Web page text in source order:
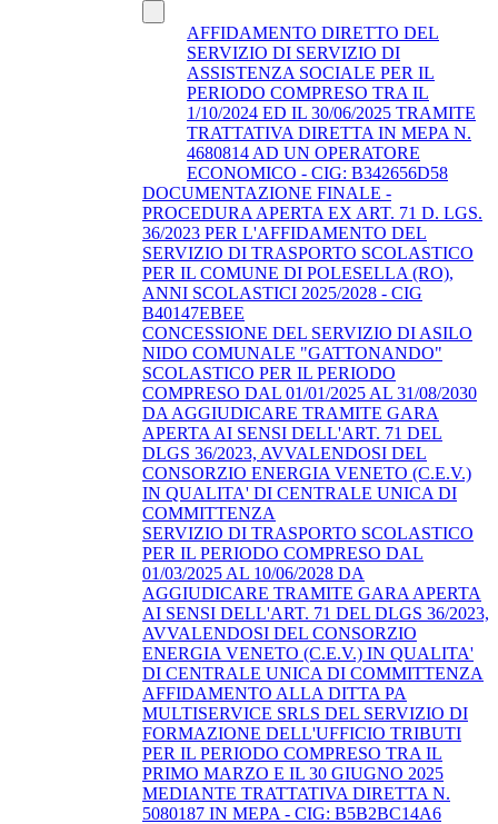
AFFIDAMENTO DIRETTO DEL
SERVIZIO DI SERVIZIO DI
ASSISTENZA SOCIALE PER IL
PERIODO COMPRESO TRA IL
1/10/2024 ED IL 30/06/2025 TRAMITE
TRATTATIVA DIRETTA IN MEPA N.
4680814 AD UN OPERATORE
ECONOMICO - CIG: B342656D58
DOCUMENTAZIONE FINALE -
PROCEDURA APERTA EX ART. 71 D. LGS.
36/2023 PER L'AFFIDAMENTO DEL
SERVIZIO DI TRASPORTO SCOLASTICO
PER IL COMUNE DI POLESELLA (RO),
ANNI SCOLASTICI 2025/2028 - CIG
B40147EBEE
CONCESSIONE DEL SERVIZIO DI ASILO
NIDO COMUNALE "GATTONANDO"
SCOLASTICO PER IL PERIODO
COMPRESO DAL 01/01/2025 AL 31/08/2030
DA AGGIUDICARE TRAMITE GARA
APERTA AI SENSI DELL'ART. 71 DEL
DLGS 36/2023, AVVALENDOSI DEL
CONSORZIO ENERGIA VENETO (C.E.V.)
IN QUALITA' DI CENTRALE UNICA DI
COMMITTENZA
SERVIZIO DI TRASPORTO SCOLASTICO
PER IL PERIODO COMPRESO DAL
01/03/2025 AL 10/06/2028 DA
AGGIUDICARE TRAMITE GARA APERTA
AI SENSI DELL'ART. 71 DEL DLGS 36/2023,
AVVALENDOSI DEL CONSORZIO
ENERGIA VENETO (C.E.V.) IN QUALITA'
DI CENTRALE UNICA DI COMMITTENZA
AFFIDAMENTO ALLA DITTA PA
MULTISERVICE SRLS DEL SERVIZIO DI
FORMAZIONE DELL'UFFICIO TRIBUTI
PER IL PERIODO COMPRESO TRA IL
PRIMO MARZO E IL 30 GIUGNO 2025
MEDIANTE TRATTATIVA DIRETTA N.
5080187 IN MEPA - CIG: B5B2BC14A6